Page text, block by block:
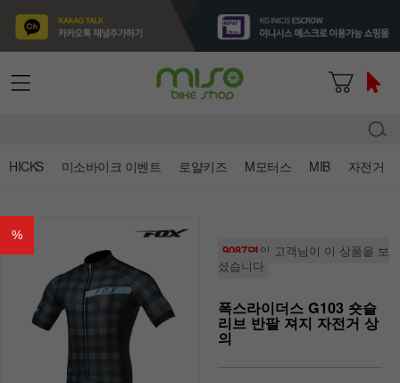
HICKS 미소바이크 이벤트 로얄키즈 M모터스 MIB 자전거
%
9087명의 고객님이 이 상품을 보
셨습니다
폭스라이더스 G103 숏슬
리브 반팔 져지 자전거 상
의